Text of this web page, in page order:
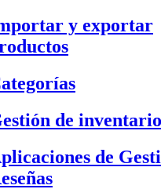
y exportar
de inventario
de